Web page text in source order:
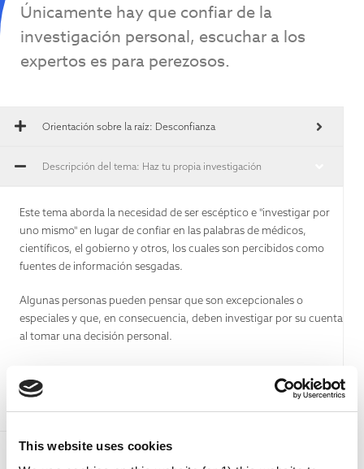
This website uses cookies
Únicamente hay que confiar de la
investigación personal, escuchar a los
expertos es para perezosos.
Orientación sobre la raíz: Desconfianza
Descripción del tema: Haz tu propia investigación
Este tema aborda la necesidad de ser escéptico e "investigar por
uno mismo" en lugar de confiar en las palabras de médicos,
científicos, el gobierno y otros, los cuales son percibidos como
fuentes de información sesgadas.
Algunas personas pueden pensar que son excepcionales o
especiales y que, en consecuencia, deben investigar por su cuenta
al tomar una decisión personal.
cuenta, sino que escuchan a estas autoridades, como perezosas y